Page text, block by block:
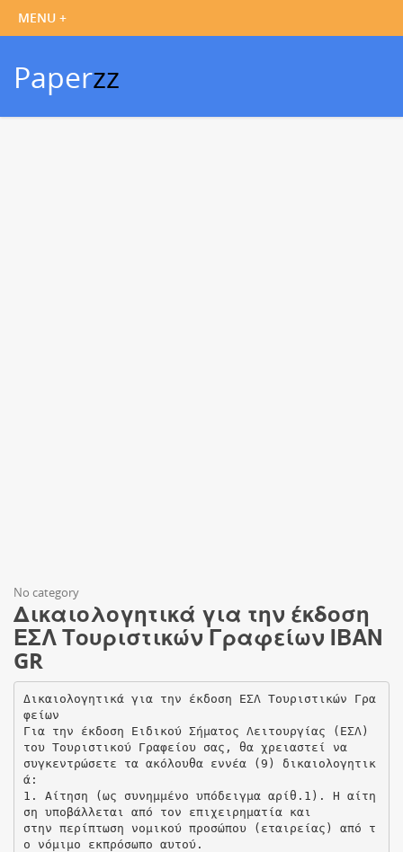
Paperzz
No category
Δικαιολογητικά για την έκδοση
ΕΣΛ Τουριστικών Γραφείων ΙΒΑΝ
GR
Δικαιολογητικά για την έκδοση ΕΣΛ Τουριστικών Γρα
φείων
Για την έκδοση Ειδικού Σήματος Λειτουργίας (ΕΣΛ)
του Τουριστικού Γραφείου σας, θα χρειαστεί να
συγκεντρώσετε τα ακόλουθα εννέα (9) δικαιολογητικ
ά:
1. Αίτηση (ως συνημμένο υπόδειγμα αρίθ.1). Η αίτη
ση υποβάλλεται από τον επιχειρηματία και
στην περίπτωση νομικού προσώπου (εταιρείας) από τ
ο νόμιμο εκπρόσωπο αυτού.